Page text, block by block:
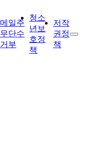
일주
단수
부
청소
년보
호정
책
저작
권정
책